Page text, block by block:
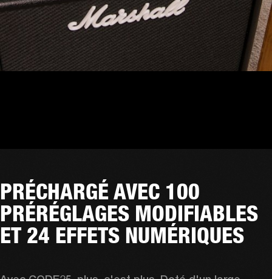
PRÉCHARGÉ AVEC 100
PRÉRÉGLAGES MODIFIABLES
ET 24 EFFETS NUMÉRIQUES